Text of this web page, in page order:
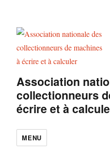
Association
collectionneurs
écrire et à
MENU